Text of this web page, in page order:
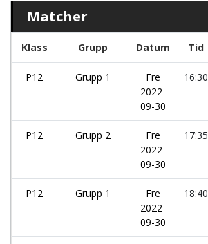
Matcher
Klass Grupp Datum Tid
P12 Grupp 1
Fre
2022-
09-30
16:30
P12 Grupp 2
Fre
2022-
09-30
17:35
P12 Grupp 1
Fre
2022-
09-30
18:40